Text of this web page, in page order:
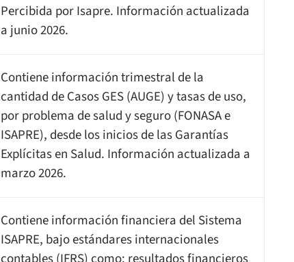
Percibida por Isapre. Información actualizada
a junio 2026.
Contiene información trimestral de la
cantidad de Casos GES (AUGE) y tasas de uso,
por problema de salud y seguro (FONASA e
ISAPRE), desde los inicios de las Garantías
Explícitas en Salud. Información actualizada a
marzo 2026.
Contiene información financiera del Sistema
ISAPRE, bajo estándares internacionales